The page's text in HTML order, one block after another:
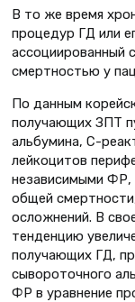
В то же время
процедур ГД или
ассоциированный
смертностью у
По данным
получающих ЗПТ
альбумина, С-
лейкоцитов
независимыми ФР,
общей
осложнений. В
тенденцию
получающих ГД,
сывороточного
ФР в уравнение